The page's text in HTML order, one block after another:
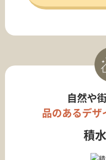
自然や
品のあるデザ
積